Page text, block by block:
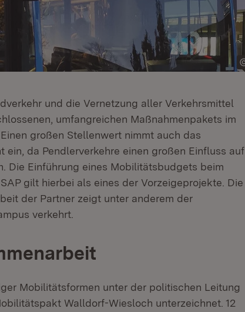
und die Vernetzung aller Verkehrsmittel
umfangreichen Maßnahmenpakets im
großen Stellenwert nimmt auch das
da Pendlerverkehre einen großen Einfluss auf
Die Einführung eines Mobilitätsbudgets beim
gilt hierbei als eines der Vorzeigeprojekte. Die
der Partner zeigt unter anderem der
verkehrt.
Mobilitätsformen unter der politischen Leitung
Walldorf-Wiesloch unterzeichnet. 12